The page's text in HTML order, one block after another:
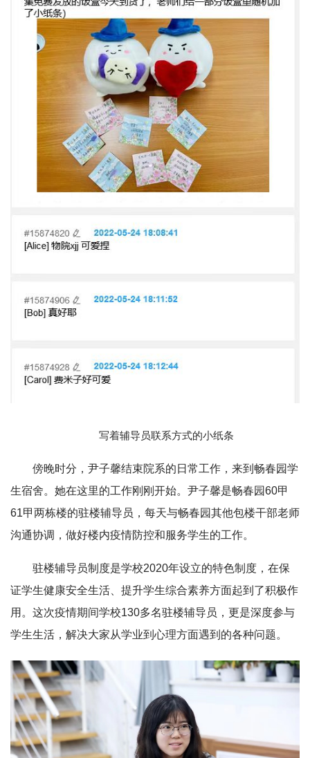
写着辅导员联系方式的小纸条
傍晚时分，尹子馨结束院系的日常工作，来到畅春园学
生宿舍。她在这里的工作刚刚开始。尹子馨是畅春园60甲
61甲两栋楼的驻楼辅导员，每天与畅春园其他包楼干部老师
沟通协调，做好楼内疫情防控和服务学生的工作。
驻楼辅导员制度是学校2020年设立的特色制度，在保
证学生健康安全生活、提升学生综合素养方面起到了积极作
用。这次疫情期间学校130多名驻楼辅导员，更是深度参与
学生生活，解决大家从学业到心理方面遇到的各种问题。